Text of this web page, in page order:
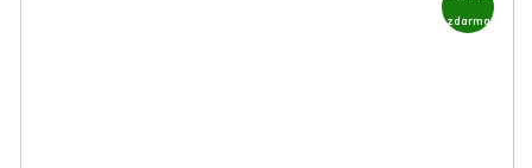
zdarma